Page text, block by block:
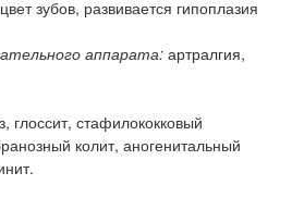
зубов, развивается гипоплазия
аппарата: артралгия,
глоссит, стафилококковый
колит, аногенитальный